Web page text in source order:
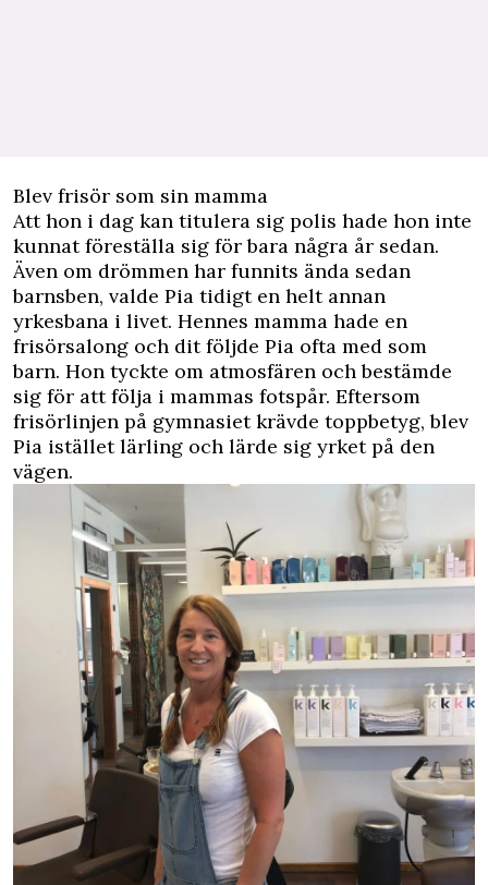
Blev frisör som sin mamma
Att hon i dag kan titulera sig polis hade hon inte
kunnat föreställa sig för bara några år sedan.
Även om drömmen har funnits ända sedan
barnsben, valde Pia tidigt en helt annan
yrkesbana i livet. Hennes mamma hade en
frisörsalong och dit följde Pia ofta med som
barn. Hon tyckte om atmosfären och bestämde
sig för att följa i mammas fotspår. Eftersom
frisörlinjen på gymnasiet krävde toppbetyg, blev
Pia istället lärling och lärde sig yrket på den
vägen.